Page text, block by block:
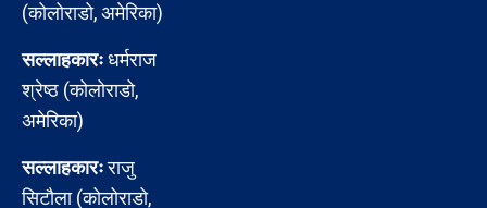
(कोलोराडो, अमेरिका)
सल्लाहकारःधर्मराज
श्रेष्ठ (कोलोराडो,
अमेरिका)
सल्लाहकारःराजु
सिटौला (कोलोराडो,